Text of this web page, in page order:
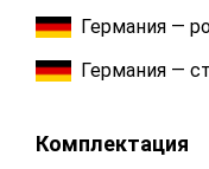
Германия —
Германия —
Комплектация